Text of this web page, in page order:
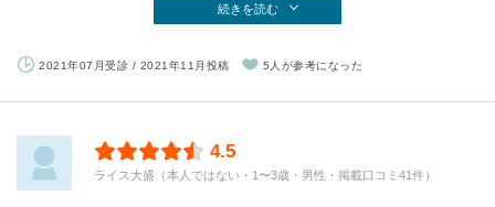
続きを読む
2021年07月受診 / 2021年11月投稿 5人が参考になった
4.5
ライス大盛（本人ではない・1〜3歳・男性・掲載口コミ41件）